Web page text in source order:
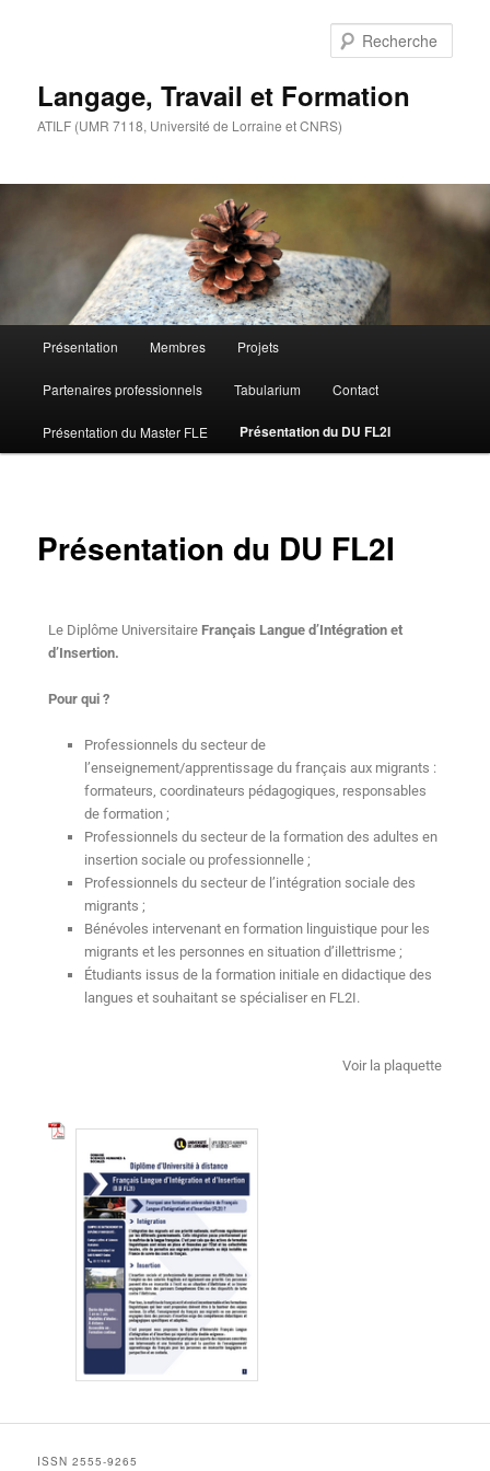
Langage, Travail et Formation
ATILF (UMR 7118, Université de Lorraine et CNRS)
principal
Présentation Membres Projets
Partenaires professionnels Tabularium Contact
Présentation du Master FLE Présentation du DU FL2I
Présentation du DU FL2I
Le Diplôme Universitaire Français Langue d’Intégration et
d’Insertion.
Pour qui ?
Professionnels du secteur de
l’enseignement/apprentissage du français aux migrants :
formateurs, coordinateurs pédagogiques, responsables
de formation ;
Professionnels du secteur de la formation des adultes en
insertion sociale ou professionnelle ;
Professionnels du secteur de l’intégration sociale des
migrants ;
Bénévoles intervenant en formation linguistique pour les
migrants et les personnes en situation d’illettrisme ;
Étudiants issus de la formation initiale en didactique des
langues et souhaitant se spécialiser en FL2I.
Voir la plaquette
ISSN 2555-9265